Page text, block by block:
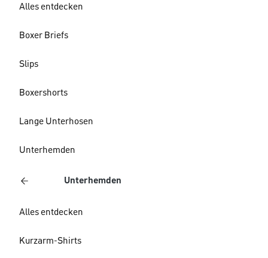
Alles entdecken
Boxer Briefs
Slips
Boxershorts
Lange Unterhosen
Unterhemden
Unterhemden
Alles entdecken
Kurzarm-Shirts